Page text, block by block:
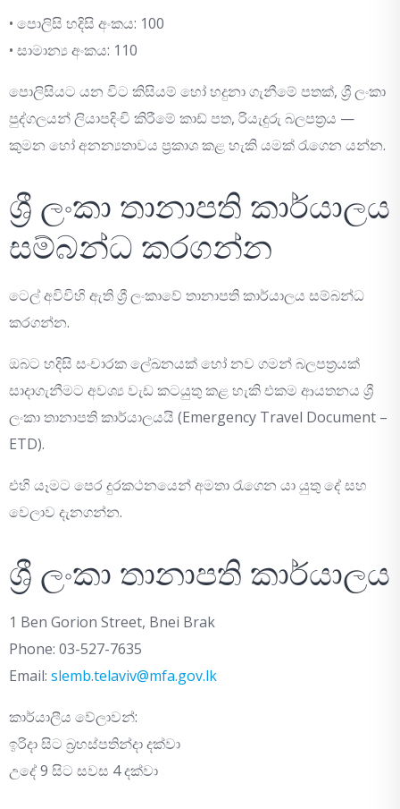
• පොලිසි හදිසි අංකය: 100
• සාමාන්‍ය අංකය: 110
පොලිසියට යන විට කිසියම් හෝ හදුනා ගැනීමේ පතක්, ශ්‍රී ලංකා
පුද්ගලයන් ලියාපදිංචි කිරීමේ කාඩ් පත, රියැදුරු බලපත්‍රය —
කුමන හෝ අනන්‍යතාවය ප්‍රකාශ කළ හැකි යමක් රැගෙන යන්න.
ශ්‍රී ලංකා තානාපති කාර්යාලය
සම්බන්ධ කරගන්න
ටෙල් අවිවිහි ඇති ශ්‍රී ලංකාවේ තානාපති කාර්යාලය සම්බන්ධ
කරගන්න.
ඔබට හදිසි සංචාරක ලේඛනයක් හෝ නව ගමන් බලපත්‍රයක්
සාදාගැනීමට අවශ්‍ය වැඩ කටයුතු කළ හැකි එකම ආයතනය ශ්‍රී
ලංකා තානාපති කාර්යාලයයි (Emergency Travel Document –
ETD).
එහි යෑමට පෙර දුරකථනයෙන් අමතා රැගෙන යා යුතු දේ සහ
වෙලාව දැනගන්න.
ශ්‍රී ලංකා තානාපති කාර්යාලය
1 Ben Gorion Street, Bnei Brak
Phone: 03-527-7635
Email: slemb.telaviv@mfa.gov.lk
කාර්යාලීය වේලාවන්:
ඉරිදා සිට බ්‍රහස්පතින්දා දක්වා
උදේ 9 සිට සවස 4 දක්වා